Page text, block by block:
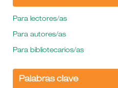
Para lectores/as
Para autores/as
Para bibliotecarios/as
Palabras clave